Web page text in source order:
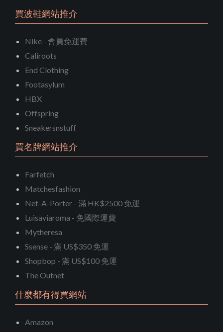
買波鞋網站推介
Nike - 會員免運費
Caliroots
End Clothing
Footasylum
HBX
Offspring
Sneakersnstuff
買名牌網站推介
Farfetch
Matchesfashion
Net-A-Porter - 滿 HK$2500 免運
Luisaviaroma - 免國際運費
Mytheresa
Ssense - 滿 US$350 免運
Shopbop - 滿 US$100 免運
The Outnet
什麼都有得買網站
Amazon